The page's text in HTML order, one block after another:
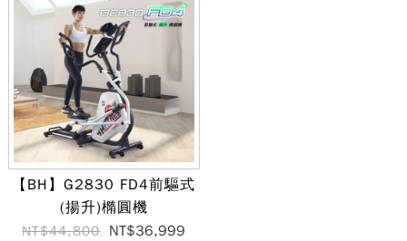
【BH】G2830 FD4前驅式
(揚升)橢圓機
NT$44,800 NT$36,999